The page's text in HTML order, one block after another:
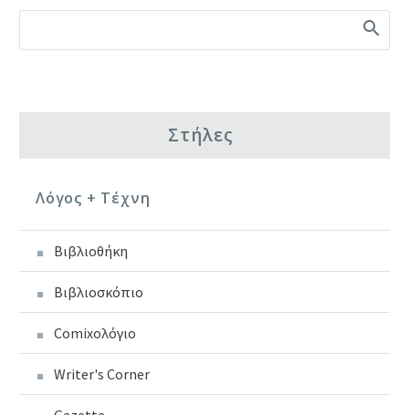
Στήλες
Λόγος + Τέχνη
Βιβλιοθήκη
Βιβλιοσκόπιο
Comixoλόγιο
Writer's Corner